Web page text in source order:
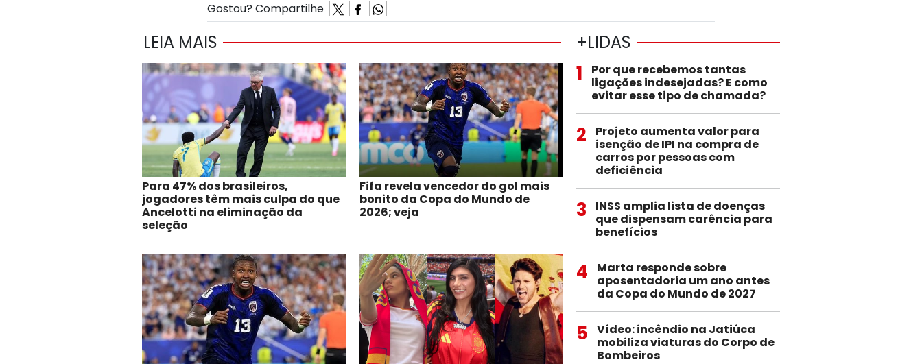
Gostou? Compartilhe
LEIA MAIS
Para 47% dos brasileiros,
jogadores têm mais culpa do que
Ancelotti na eliminação da
seleção
Fifa revela vencedor do gol mais
bonito da Copa do Mundo de
2026; veja
+LIDAS
1
Por que recebemos tantas
ligações indesejadas? E como
evitar esse tipo de chamada?
2
Projeto aumenta valor para
isenção de IPI na compra de
carros por pessoas com
deficiência
3
INSS amplia lista de doenças
que dispensam carência para
benefícios
4
Marta responde sobre
aposentadoria um ano antes
da Copa do Mundo de 2027
5
Vídeo: incêndio na Jatiúca
mobiliza viaturas do Corpo de
Bombeiros